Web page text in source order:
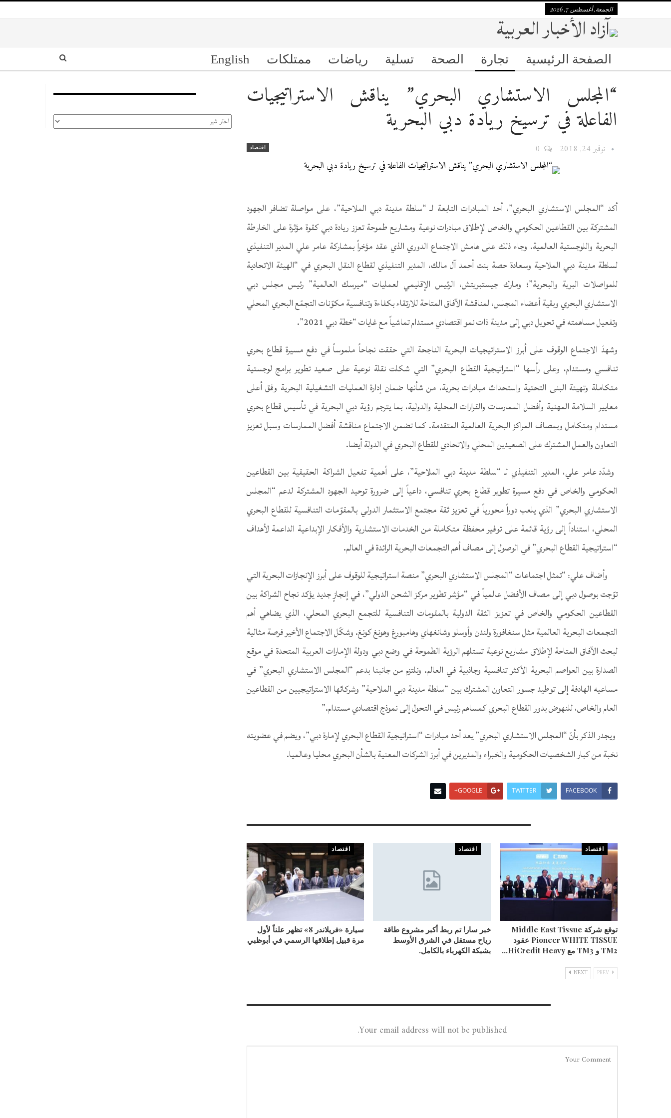
الجمعة, أغسطس 7, 2026
الصفحة الرئيسية تجارة الصحة تسلية رياضات ممتلكات English
“المجلس الاستشاري البحري” يناقش الاستراتيجيات
الفاعلة في ترسيخ ريادة دبي البحرية
اقتصاد نوفمبر 24, 2018
أكد “المجلس الاستشاري البحري”، أحد المبادرات التابعة لـ “سلطة مدينة دبي الملاحية”، على مواصلة تضافر الجهود
المشتركة بين القطاعين الحكومي والخاص لإطلاق مبادرات نوعية ومشاريع طموحة تعزز ريادة دبي كقوة مؤثرة على الخارطة
البحرية واللوجستية العالمية. وجاء ذلك على هامش الاجتماع الدوري الذي عقد مؤخراً بمشاركة عامر علي المدير التنفيذي
لسلطة مدينة دبي الملاحية وسعادة حصة بنت أحمد آل مالك، المدير التنفيذي لقطاع النقل البحري في “الهيئة الاتحادية
للمواصلات البرية والبحرية”؛ ومارك جيستبريتش، الرئيس الإقليمي لعمليات “ميرسك العالمية” رئيس مجلس دبي
الاستشاري البحري وبقية أعضاء المجلس، لمناقشة الآفاق المتاحة للارتقاء بكفاءة وتنافسية مكوّنات التجمّع البحري المحلي
وتفعيل مساهمته في تحويل دبي إلى مدينة ذات نمو اقتصادي مستدام تماشياً مع غايات “خطة دبي 2021”.
وشهدَ الاجتماع الوقوف على أبرز الاستراتيجيات البحرية الناجحة التي حققت نجاحاً ملموساً في دفع مسيرة قطاع بحري
تنافسي ومستدام، وعلى رأسها “استراتيجية القطاع البحري” التي شكلت نقلة نوعية على صعيد تطوير برامج لوجستية
متكاملة وتهيئة البنى التحتية واستحداث مبادرات بحرية، من شأنها ضمان إدارة العمليات التشغيلية البحرية وفق أعلى
معايير السلامة المهنية وأفضل الممارسات والقرارات المحلية والدولية، بما يترجم رؤية دبي البحرية في تأسيس قطاع بحري
مستدام ومتكامل وبمصاف المراكز البحرية العالمية المتقدمة. كما تضمن الاجتماع مناقشة أفضل الممارسات وسبل تعزيز
التعاون والعمل المشترك على الصعيدين المحلي والاتحادي للقطاع البحري في الدولة أيضا.
وشدّد عامر علي، المدير التنفيذي لـ “سلطة مدينة دبي الملاحية”، على أهمية تفعيل الشراكة الحقيقية بين القطاعين
الحكومي والخاص في دفع مسيرة تطوير قطاع بحري تنافسي، داعياً إلى ضرورة توحيد الجهود المشتركة لدعم “المجلس
الاستشاري البحري” الذي يلعب دوراً محورياً في تعزيز ثقة مجتمع الاستثمار الدولي بالمقوّمات التنافسية للقطاع البحري
المحلي، استناداً إلى رؤية قائمة على توفير محفظة متكاملة من الخدمات الاستشارية والأفكار الإبداعية الداعمة لأهداف
“استراتيجية القطاع البحري” في الوصول إلى مصاف أهم التجمعات البحرية الرائدة في العالم.
وأضاف علي: “تمثل اجتماعات “المجلس الاستشاري البحري” منصة استراتيجية للوقوف على أبرز الإنجازات البحرية التي
توّجت بوصول دبي إلى مصاف الأفضل عالمياً في “مؤشر تطوير مركز الشحن الدولي”، في إنجازٍ جديد يؤكد نجاح الشراكة بين
القطاعين الحكومي والخاص في تعزيز الثقة الدولية بالمقومات التنافسية للتجمع البحري المحلي، الذي يضاهي أهم
التجمعات البحرية العالمية مثل سنغافورة ولندن وأوسلو وشانغهاي وهامبورغ وهونغ كونغ. وشكّل الاجتماع الأخير فرصة مثالية
لبحث الآفاق المتاحة لإطلاق مشاريع نوعية تستلهم الرؤية الطموحة في وضع دبي ودولة الإمارات العربية المتحدة في موقع
الصدارة بين العواصم البحرية الأكثر تنافسية وجاذبية في العالم. ونلتزم من جانبنا بدعم “المجلس الاستشاري البحري” في
مساعيه الهادفة إلى توطيد جسور التعاون المشترك بين “سلطة مدينة دبي الملاحية” وشركائها الاستراتيجيين من القطاعين
العام والخاص، للنهوض بدور القطاع البحري كمساهم رئيس في التحول إلى نموذج اقتصادي مستدام.”
ويجدر الذكر بأنّ “المجلس الاستشاري البحري” يعد أحد مبادرات “استراتيجية القطاع البحري لإمارة دبي”، ويضم في عضويته
نخبة من كبار الشخصيات الحكومية والخبراء والمديرين في أبرز الشركات المعنية بالشأن البحري محليا وعالميا.
FACEBOOK
TWITTER
GOOGLE+
اقتصاد
توقع شركة Middle East Tissue
Pioneer WHITE TISSUE عقود
TM2 و TM3 مع HiCredit Heavy…
اقتصاد
خبر سار! تم ربط أكبر مشروع طاقة
رياح مستقل في الشرق الأوسط
بشبكة الكهرباء بالكامل.
اقتصاد
سيارة «فريلاندر 8» تظهر علناً لأول
مرة قبيل إطلاقها الرسمي في أبوظبي
NEXT
Your email address will not be published.
الأرشيف